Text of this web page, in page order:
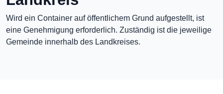
Wird ein Container auf öffentlichem Grund aufgestellt, ist
eine Genehmigung erforderlich. Zuständig ist die jeweilige
Gemeinde innerhalb des Landkreises.